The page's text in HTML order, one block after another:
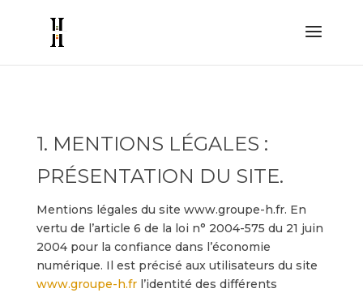
1. MENTIONS LÉGALES :
PRÉSENTATION DU SITE.
Mentions légales du site www.groupe-h.fr. En
vertu de l’article 6 de la loi n° 2004-575 du 21 juin
2004 pour la confiance dans l’économie
numérique. Il est précisé aux utilisateurs du site
www.groupe-h.frl’identité des différents